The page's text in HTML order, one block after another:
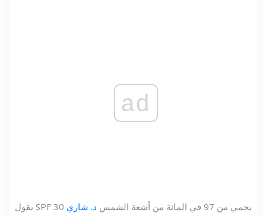
ad
يقول SPF 30 يحمي من 97 في المائة من أشعة الشمس
د. شاري